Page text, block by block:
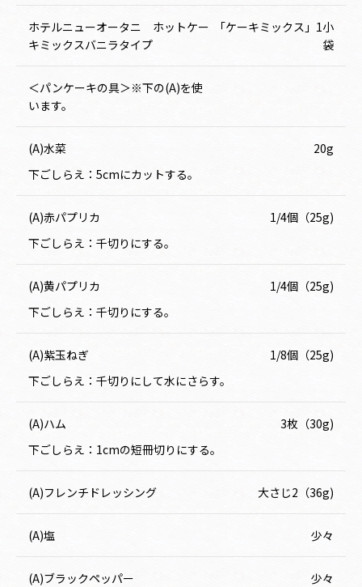
ホテルニューオータニ ホットケー
キミックスバニラタイプ
「ケーキミックス」1小
袋
＜パンケーキの具＞※下の(A)を使
います。
(A)水菜
20g
下ごしらえ：5cmにカットする。
(A)赤パプリカ
1/4個（25g)
下ごしらえ：千切りにする。
(A)黄パプリカ
1/4個（25g)
下ごしらえ：千切りにする。
(A)紫玉ねぎ
1/8個（25g)
下ごしらえ：千切りにして水にさらす。
(A)ハム
3枚（30g)
下ごしらえ：1cmの短冊切りにする。
(A)フレンチドレッシング 大さじ2（36g)
(A)塩 少々
(A)ブラックペッパー 少々